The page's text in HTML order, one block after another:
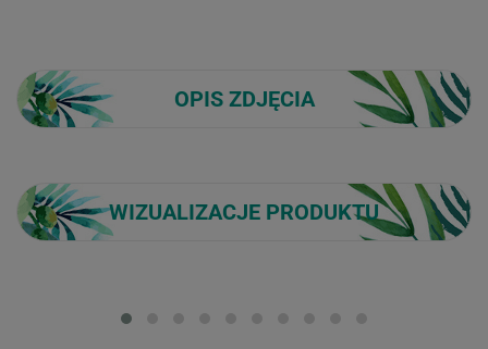
OPIS ZDJĘCIA
WIZUALIZACJE PRODUKTU